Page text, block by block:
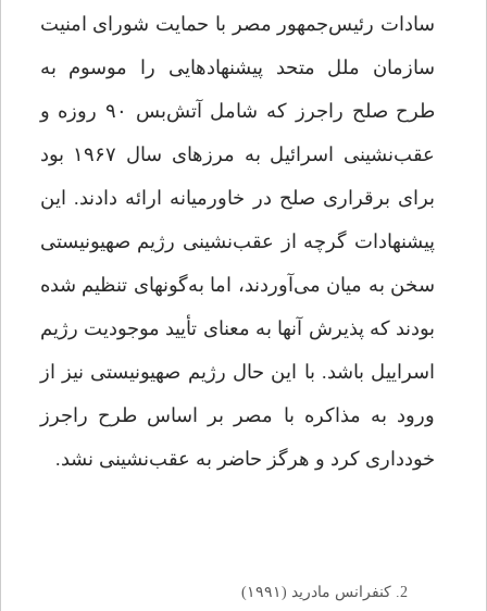
سادات رئیس‌جمهور مصر با حمایت شورای امنیت
سازمان ملل متحد پیشنهادهایی را موسوم به
طرح صلح راجرز که شامل آتش‌بس ۹۰ روزه و
عقب‌نشینی اسرائیل به مرزهای سال ۱۹۶۷ بود
برای برقراری صلح در خاورمیانه ارائه دادند. این
پیشنهادات گرچه از عقب‌نشینی رژیم صهیونیستی
سخن به میان می‌آوردند، اما به‌گونه‏ای تنظیم شده
بودند که پذیرش آنها به معنای تأیید موجودیت رژیم
اسراییل باشد. با این حال رژیم صهیونیستی نیز از
ورود به مذاکره با مصر بر اساس طرح راجرز
خودداری کرد و هرگز حاضر به عقب‌نشینی نشد.
کنفرانس مادرید (۱۹۹۱)